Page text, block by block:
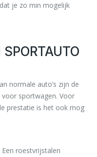
je zo min mogelijk
normale auto’s zijn de
sportwagen. Voor
prestatie is het ook mog
Een roestvrijstalen